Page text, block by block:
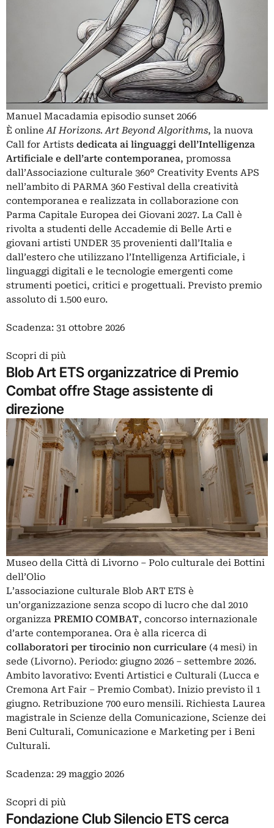
Manuel Macadamia episodio sunset 2066
È onlineAI Horizons. Art Beyond Algorithms, la nuova
Call for Artists dedicata ai linguaggi dell’Intelligenza
Artificiale e dell’arte contemporanea, promossa
dall’Associazione culturale 360° Creativity Events APS
nell’ambito di PARMA 360 Festival della creatività
contemporanea e realizzata in collaborazione con
Parma Capitale Europea dei Giovani 2027. La Call è
rivolta a studenti delle Accademie di Belle Arti e
giovani artisti UNDER 35 provenienti dall’Italia e
dall’estero che utilizzano l’Intelligenza Artificiale, i
linguaggi digitali e le tecnologie emergenti come
strumenti poetici, critici e progettuali. Previsto premio
assoluto di 1.500 euro.
Scadenza: 31 ottobre 2026
Scopri di più
Blob Art ETS organizzatrice di Premio
Combat offre Stage assistente di
direzione
Museo della Città di Livorno – Polo culturale dei Bottini
dell’Olio
L’associazione culturale Blob ART ETS è
un’organizzazione senza scopo di lucro che dal 2010
organizza PREMIO COMBAT, concorso internazionale
d’arte contemporanea. Ora è alla ricerca di
collaboratori per tirocinio non curriculare (4 mesi) in
sede (Livorno). Periodo: giugno 2026 – settembre 2026.
Ambito lavorativo: Eventi Artistici e Culturali (Lucca e
Cremona Art Fair – Premio Combat). Inizio previsto il 1
giugno. Retribuzione 700 euro mensili. Richiesta Laurea
magistrale in Scienze della Comunicazione, Scienze dei
Beni Culturali, Comunicazione e Marketing per i Beni
Culturali.
Scadenza: 29 maggio 2026
Scopri di più
Fondazione Club Silencio ETS cerca